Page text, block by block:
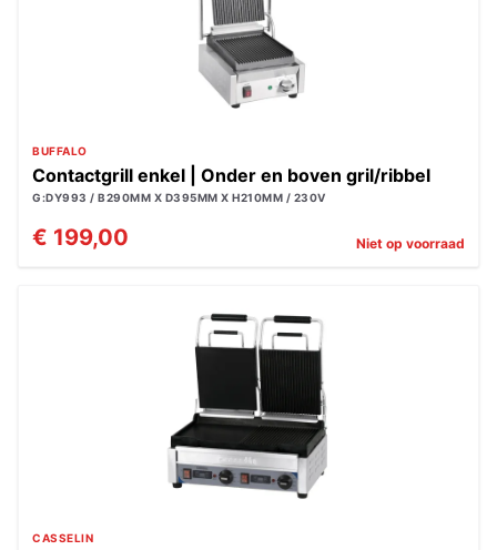
BUFFALO
Contactgrill enkel | Onder en boven gril/ribbel
G:DY993 / B290MM X D395MM X H210MM / 230V
€ 199,00 Niet op voorraad
CASSELIN